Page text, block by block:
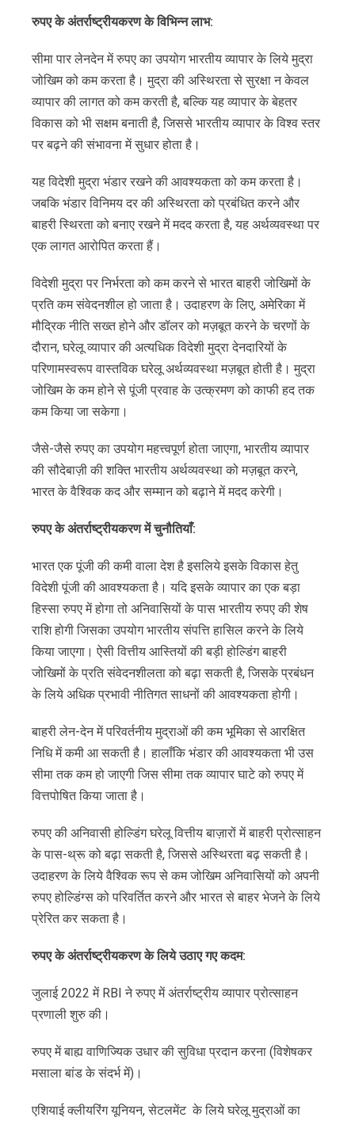
रुपए के अंतर्राष्ट्रीयकरण के विभिन्न लाभ:
सीमा पार लेनदेन में रुपए का उपयोग भारतीय व्यापार के लिये मुद्रा
जोखिम को कम करता है। मुद्रा की अस्थिरता से सुरक्षा न केवल
व्यापार की लागत को कम करती है, बल्कि यह व्यापार के बेहतर
विकास को भी सक्षम बनाती है, जिससे भारतीय व्यापार के विश्व स्तर
पर बढ़ने की संभावना में सुधार होता है।
यह विदेशी मुद्रा भंडार रखने की आवश्यकता को कम करता है।
जबकि भंडार विनिमय दर की अस्थिरता को प्रबंधित करने और
बाहरी स्थिरता को बनाए रखने में मदद करता है, यह अर्थव्यवस्था पर
एक लागत आरोपित करता हैं।
विदेशी मुद्रा पर निर्भरता को कम करने से भारत बाहरी जोखिमों के
प्रति कम संवेदनशील हो जाता है। उदाहरण के लिए, अमेरिका में
मौद्रिक नीति सख्त होने और डॉलर को मज़बूत करने के चरणों के
दौरान, घरेलू व्यापार की अत्यधिक विदेशी मुद्रा देनदारियों के
परिणामस्वरूप वास्तविक घरेलू अर्थव्यवस्था मज़बूत होती है। मुद्रा
जोखिम के कम होने से पूंजी प्रवाह के उत्क्रमण को काफी हद तक
कम किया जा सकेगा।
जैसे-जैसे रुपए का उपयोग महत्त्वपूर्ण होता जाएगा, भारतीय व्यापार
की सौदेबाज़ी की शक्ति भारतीय अर्थव्यवस्था को मज़बूत करने,
भारत के वैश्विक कद और सम्मान को बढ़ाने में मदद करेगी।
रुपए के अंतर्राष्ट्रीयकरण में चुनौतियाँ:
भारत एक पूंजी की कमी वाला देश है इसलिये इसके विकास हेतु
विदेशी पूंजी की आवश्यकता है। यदि इसके व्यापार का एक बड़ा
हिस्सा रुपए में होगा तो अनिवासियों के पास भारतीय रुपए की शेष
राशि होगी जिसका उपयोग भारतीय संपत्ति हासिल करने के लिये
किया जाएगा। ऐसी वित्तीय आस्तियों की बड़ी होल्डिंग बाहरी
जोखिमों के प्रति संवेदनशीलता को बढ़ा सकती है, जिसके प्रबंधन
के लिये अधिक प्रभावी नीतिगत साधनों की आवश्यकता होगी।
बाहरी लेन-देन में परिवर्तनीय मुद्राओं की कम भूमिका से आरक्षित
निधि में कमी आ सकती है। हालाँकि भंडार की आवश्यकता भी उस
सीमा तक कम हो जाएगी जिस सीमा तक व्यापार घाटे को रुपए में
वित्तपोषित किया जाता है।
रुपए की अनिवासी होल्डिंग घरेलू वित्तीय बाज़ारों में बाहरी प्रोत्साहन
के पास-थ्रू को बढ़ा सकती है, जिससे अस्थिरता बढ़ सकती है।
उदाहरण के लिये वैश्विक रूप से कम जोखिम अनिवासियों को अपनी
रुपए होल्डिंग्स को परिवर्तित करने और भारत से बाहर भेजने के लिये
प्रेरित कर सकता है।
रुपए के अंतर्राष्ट्रीयकरण के लिये उठाए गए कदम:
जुलाई 2022 में RBI ने रुपए में अंतर्राष्ट्रीय व्यापार प्रोत्साहन
प्रणाली शुरु की।
रुपए में बाह्य वाणिज्यिक उधार की सुविधा प्रदान करना (विशेषकर
मसाला बांड के संदर्भ में)।
एशियाई क्लीयरिंग यूनियन, सेटलमेंट के लिये घरेलू मुद्राओं का